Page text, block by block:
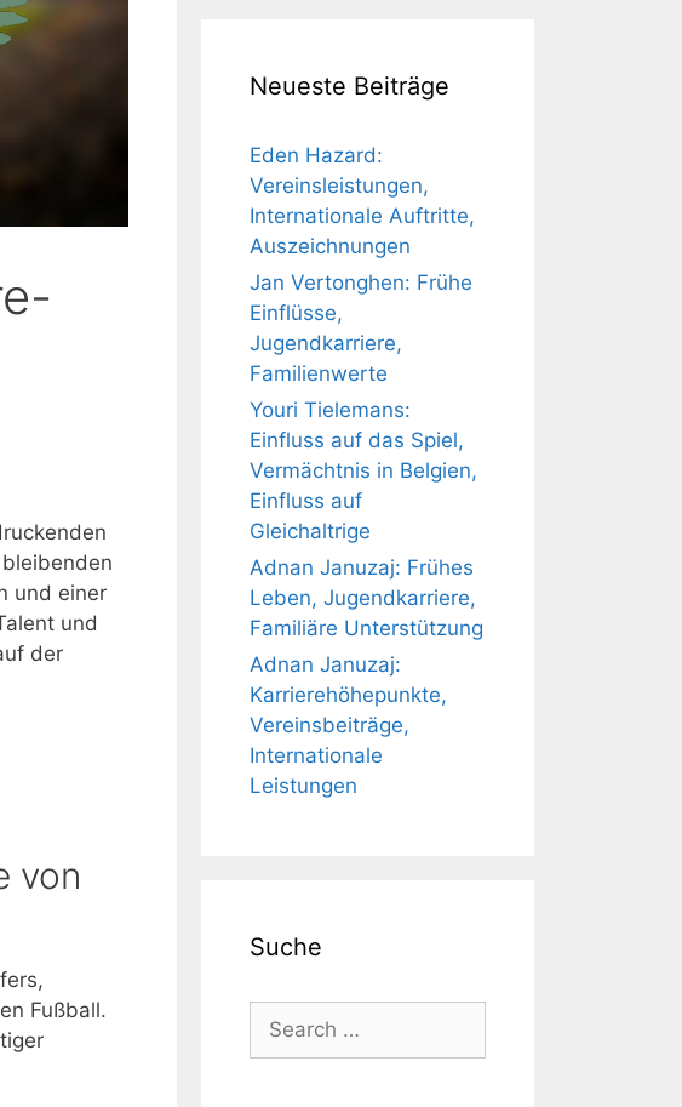
und einer
und
der
von
Fußball.
Neueste Beiträge
Eden Hazard:
Vereinsleistungen,
Internationale Auftritte,
Auszeichnungen
Jan Vertonghen: Frühe
Einflüsse,
Jugendkarriere,
Familienwerte
Youri Tielemans:
Einfluss auf das Spiel,
Vermächtnis in Belgien,
Einfluss auf
Gleichaltrige
Adnan Januzaj: Frühes
Leben, Jugendkarriere,
Familiäre Unterstützung
Adnan Januzaj:
Karrierehöhepunkte,
Vereinsbeiträge,
Internationale
Leistungen
Suche
Search
for: